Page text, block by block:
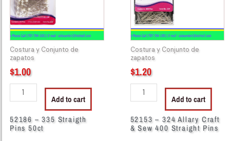
Costura y Conjunto de
zapatos
$1.00
50ct
quantity
Add to cart
52186 – 335 Straigth
Pins 50ct
Costura y Conjunto de
zapatos
$1.20
&
Sew
400
Straight
Pins
quantity
Add to cart
52153 – 324 Allary Craft
& Sew 400 Straight Pins